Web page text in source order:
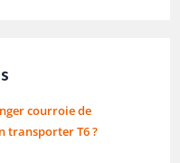
courroie de
transporter T6 ?